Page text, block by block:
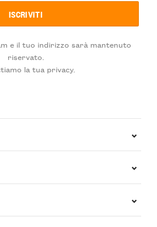
e il tuo indirizzo sarà mantenuto
riservato.
la tua privacy.